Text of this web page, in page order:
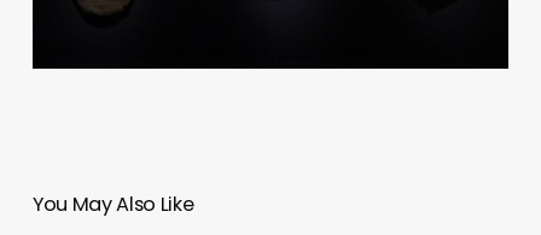
You May Also Like